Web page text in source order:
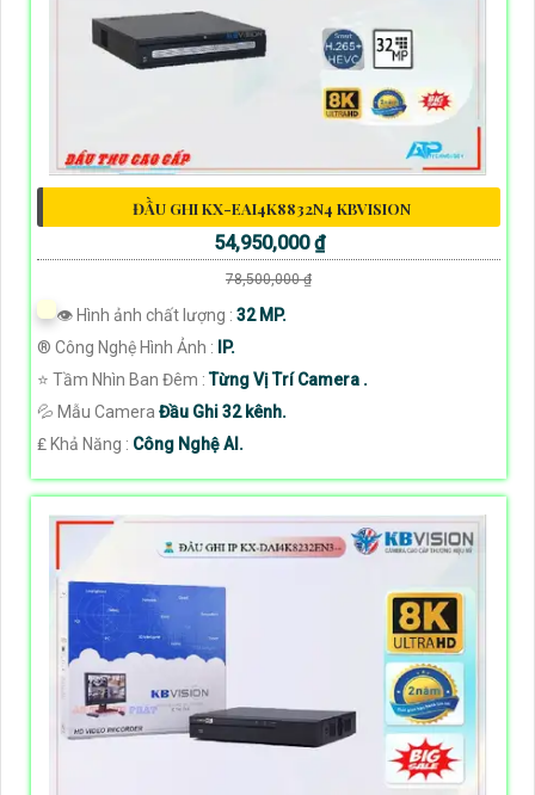
ĐẦU GHI KX-EAI4K8832N4 KBVISION
54,950,000 ₫
78,500,000 ₫
👁 Hình ảnh chất lượng : 32 MP.
®️ Công Nghệ Hình Ảnh :
IP.
⭐ Tầm Nhìn Ban Đêm :Từng Vị Trí Camera .
💦 Mẫu Camera Đầu Ghi 32 kênh.
️₤ Khả Năng : Công Nghệ AI.